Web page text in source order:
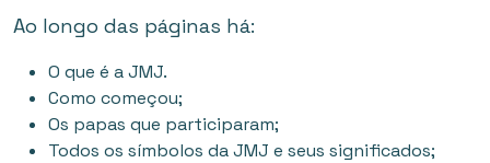
Ao longo das páginas há:
O que é a JMJ.
Como começou;
Os papas que participaram;
Todos os símbolos da JMJ e seus significados;